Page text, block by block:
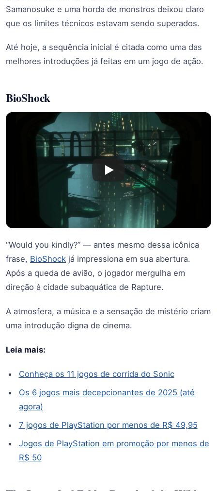
Samanosuke e uma horda de monstros deixou claro
que os limites técnicos estavam sendo superados.
Até hoje, a sequência inicial é citada como uma das
melhores introduções já feitas em um jogo de ação.
BioShock
“Would you kindly?” — antes mesmo dessa icônica
frase, BioShock já impressiona em sua abertura.
Após a queda de avião, o jogador mergulha em
direção à cidade subaquática de Rapture.
A atmosfera, a música e a sensação de mistério criam
uma introdução digna de cinema.
Leia mais:
Conheça os 11 jogos de corrida do Sonic
Os 6 jogos mais decepcionantes de 2025 (até
agora)
7 jogos de PlayStation por menos de R$ 49,95
Jogos de PlayStation em promoção por menos de
R$ 50